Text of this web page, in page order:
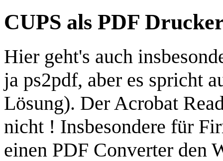
CUPS als PDF
Hier geht's auch
ja ps2pdf, aber es spricht
Lösung). Der Acrobat
nicht ! Insbesondere für
einen PDF Converter den